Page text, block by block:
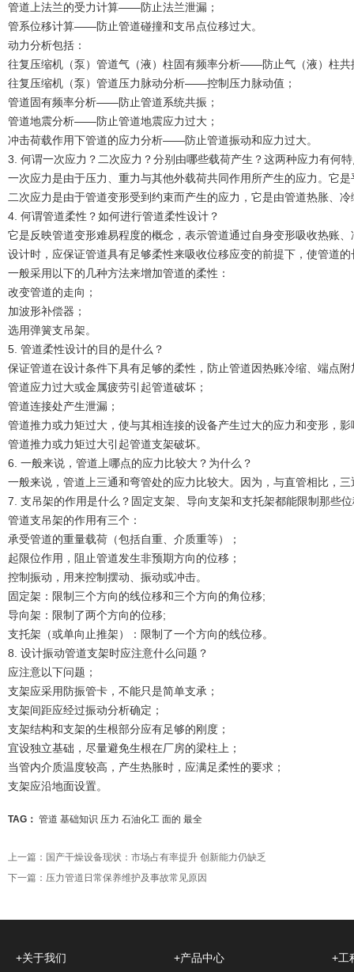
管道上法兰的受力计算——防止法兰泄漏；
管系位移计算——防止管道碰撞和支吊点位移过大。
动力分析包括：
往复压缩机（泵）管道气（液）柱固有频率分析——防止气（液）柱共
往复压缩机（泵）管道压力脉动分析——控制压力脉动值；
管道固有频率分析——防止管道系统共振；
管道地震分析——防止管道地震应力过大；
冲击荷载作用下管道的应力分析——防止管道振动和应力过大。
3. 何谓一次应力？二次应力？分别由哪些载荷产生？这两种应力有何
一次应力是由于压力、重力与其他外载荷共同作用所产生的应力。它
二次应力是由于管道变形受到约束而产生的应力，它是由管道热胀、
4. 何谓管道柔性？如何进行管道柔性设计？
它是反映管道变形难易程度的概念，表示管道通过自身变形吸收热账
设计时，应保证管道具有足够柔性来吸收位移应变的前提下，使管道
一般采用以下的几种方法来增加管道的柔性：
改变管道的走向；
加波形补偿器；
选用弹簧支吊架。
5. 管道柔性设计的目的是什么？
保证管道在设计条件下具有足够的柔性，防止管道因热账冷缩、端点
管道应力过大或金属疲劳引起管道破坏；
管道连接处产生泄漏；
管道推力或力矩过大，使与其相连接的设备产生过大的应力和变形，
管道推力或力矩过大引起管道支架破坏。
6. 一般来说，管道上哪点的应力比较大？为什么？
一般来说，管道上三通和弯管处的应力比较大。因为，与直管相比，
7. 支吊架的作用是什么？固定支架、导向支架和支托架都能限制那些
管道支吊架的作用有三个：
承受管道的重量载荷（包括自重、介质重等）；
起限位作用，阻止管道发生非预期方向的位移；
控制振动，用来控制摆动、振动或冲击。
固定架：限制三个方向的线位移和三个方向的角位移;
导向架：限制了两个方向的位移;
支托架（或单向止推架）：限制了一个方向的线位移。
8. 设计振动管道支架时应注意什么问题？
应注意以下问题；
支架应采用防振管卡，不能只是简单支承；
支架间距应经过振动分析确定；
支架结构和支架的生根部分应有足够的刚度；
宜设独立基础，尽量避免生根在厂房的梁柱上；
当管内介质温度较高，产生热胀时，应满足柔性的要求；
支架应沿地面设置。
TAG： 管道 基础知识 压力 石油化工 面的 最全
上一篇： 国产干燥设备现状：市场占有率提升 创新能力仍缺乏
下一篇： 压力管道日常保养维护及事故常见原因
+关于我们 +产品中心 +工